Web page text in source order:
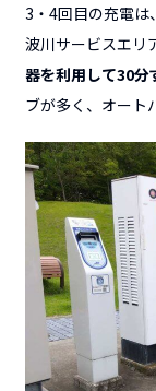
3・4回目の充電は
波川サービスエリ
器を利用して30分
ブが多く、オート